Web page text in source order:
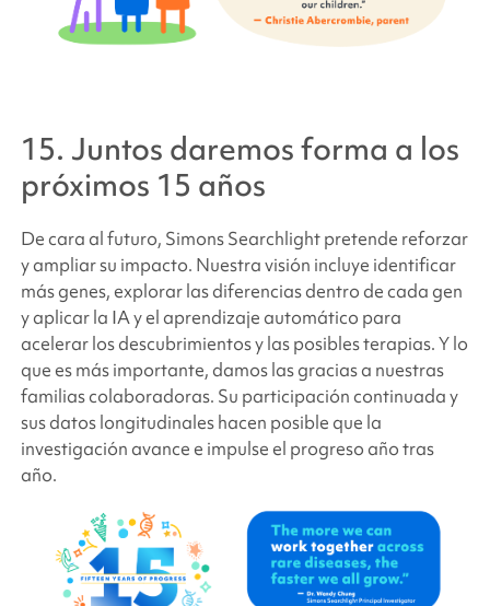
15. Juntos daremos forma a los
próximos 15 años
De cara al futuro, Simons Searchlightpretende reforzar
y ampliar su impacto. Nuestra visión incluye identificar
más genes, explorar las diferencias dentro de cada gen
y aplicar la IA y el aprendizaje automático para
acelerar los descubrimientos y las posibles terapias.Y lo
que es más importante, damos las gracias a nuestras
familias colaboradoras. Su participación continuada y
sus datos longitudinales hacen posible que la
investigación avance e impulse el progreso año tras
año.